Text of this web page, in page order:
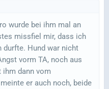
wurde bei ihm mal an
missfiel mir, dass ich
durfte. Hund war nicht
vorm TA, noch aus
ihm dann vom
er auch noch, beide